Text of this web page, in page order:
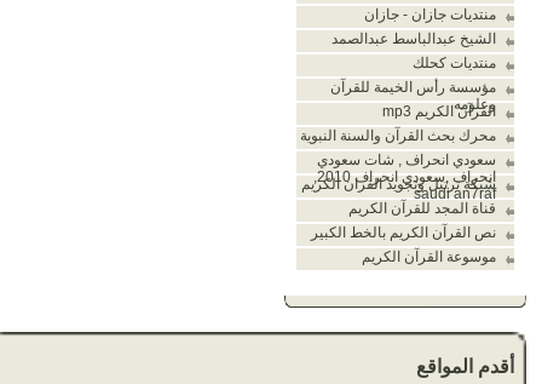
منتديات جازان - جازان
الشيخ عبدالباسط عبدالصمد
منتديات كحلك
مؤسسة رأس الخيمة للقرآن
وعلومه
القرآن الكريم mp3
محرك بحث القرآن والسنة النبوية
سعودي انحراف , شات سعودي
انحراف ,سعودي انحراف 2010,
saudi an7raf
شبكة ترتيل وتجويد القران الكريم
قناة المجد للقرآن الكريم
نص القرآن الكريم بالخط الكبير
موسوعة القرآن الكريم
أقدم المواقع